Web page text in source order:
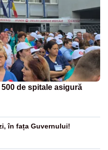
de spitale asigură
în fața Guvernului!